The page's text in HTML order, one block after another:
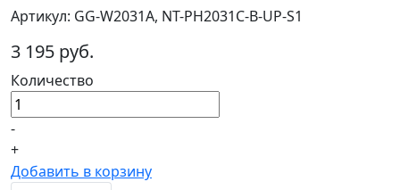
Артикул: GG-W2031A, NT-PH2031C-B-UP-S1
3 195 руб.
Количество
-
+
Добавить в корзину